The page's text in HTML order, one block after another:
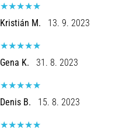
iliotibial
(STIT),
um
problema
saúde
muito
comum
que…
Kristián M. 13. 9. 2023
Gena K. 31. 8. 2023
Denis B. 15. 8. 2023